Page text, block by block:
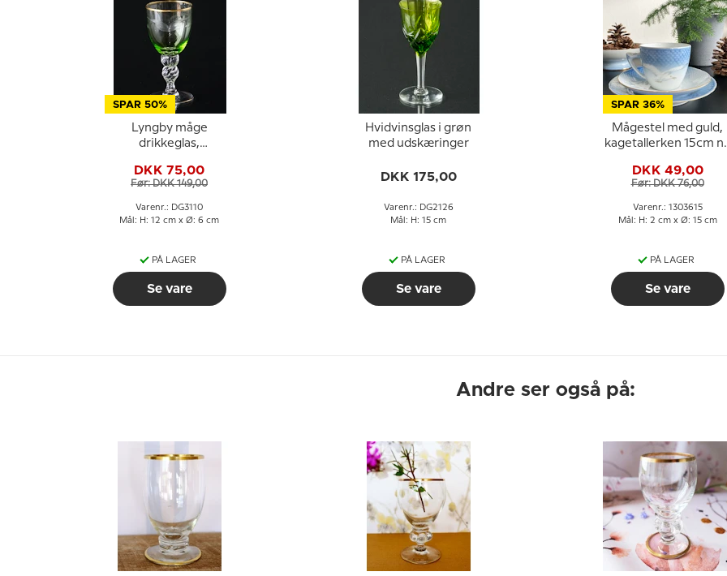
SPAR 50%
Lyngby måge
drikkeglas,
DKK 75,00
Før: DKK 149,00
Varenr.: DG3110
Mål: H: 12 cm x Ø: 6 cm
PÅ LAGER
Se vare
Hvidvinsglas i grøn
med udskæringer
DKK 175,00
Varenr.: DG2126
Mål: H: 15 cm
PÅ LAGER
Se vare
SPAR 36%
Mågestel med guld,
kagetallerken 15cm
DKK 49,00
Før: DKK 76,00
Varenr.: 1303615
Mål: H: 2 cm x Ø: 15 cm
PÅ LAGER
Se vare
Andre ser også på: